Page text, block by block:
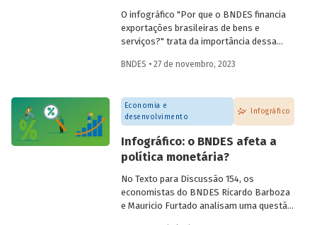
O infográfico "Por que o BNDES financia
exportações brasileiras de bens e
serviços?" trata da importância dessa
com sistemas públicos de apoio à
sobre a atuação do Banco.
BNDES • 27 de novembro, 2023
Economia e
desenvolvimento
Infográfico
Infográfico: o BNDES afeta a
política monetária?
No Texto para Discussão 154, os
economistas do BNDES Ricardo Barboza
e Mauricio Furtado analisam uma questão